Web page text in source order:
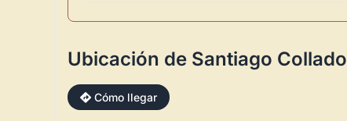
Ubicación de Santiago Collado
Cómo llegar